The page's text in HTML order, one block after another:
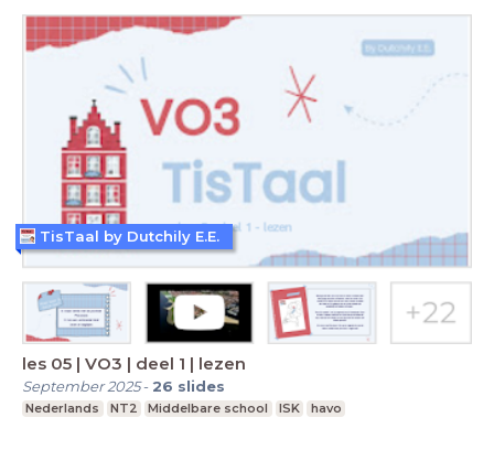
les 05 | VO3 | deel 1 | lezen
September 2025- 26 slides
Nederlands NT2 Middelbare school ISK havo
TisTaal by Dutchily E.E.